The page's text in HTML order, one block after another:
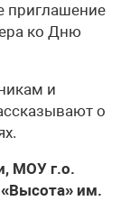
приглашение
ко Дню
и
о
МОУ г.о.
им.